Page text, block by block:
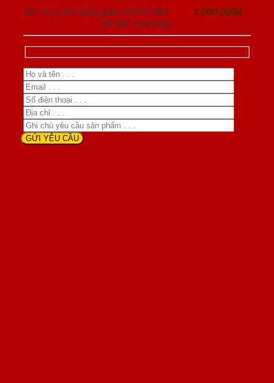
Để có cơ hội được giảm trừ lên đến
1.000.000đ
khi đặt mua hàng.